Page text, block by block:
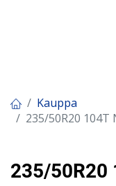
Kauppa
235/50R20 104T
235/50R20